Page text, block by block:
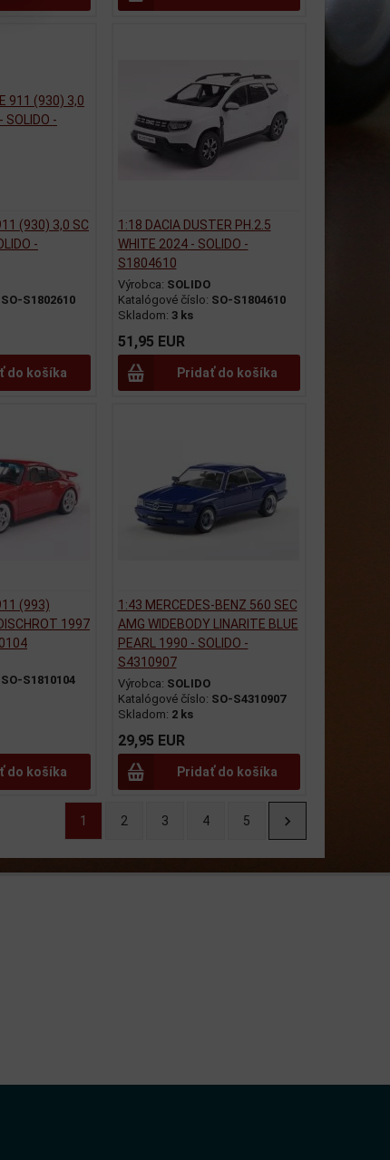
(930) 3,0 SC
-
SO-S1802610
do košíka
1:18 DACIA DUSTER PH.2.5
WHITE 2024 - SOLIDO -
S1804610
Výrobca: SOLIDO
Katalógové číslo: SO-S1804610
Skladom: 3 ks
51,95 EUR
Pridať do košíka
(993)
1997
SO-S1810104
do košíka
1:43 MERCEDES-BENZ 560 SEC
AMG WIDEBODY LINARITE BLUE
PEARL 1990 - SOLIDO -
S4310907
Výrobca: SOLIDO
Katalógové číslo: SO-S4310907
Skladom: 2 ks
29,95 EUR
Pridať do košíka
1 2 3 4 5